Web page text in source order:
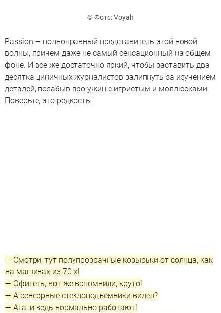
© Фото: Voyah
Passion — полноправный представитель этой новой
волны, причем даже не самый сенсационный на общем
фоне. И все же достаточно яркий, чтобы заставить два
десятка циничных журналистов залипнуть за изучением
деталей, позабыв про ужин с игристым и моллюсками.
Поверьте, это редкость.
— Смотри, тут полупрозрачные козырьки от солнца, как
на машинах из 70-х!
— Офигеть, вот же вспомнили, круто!
— А сенсорные стеклоподъемники видел?
— Ага, и ведь нормально работают!